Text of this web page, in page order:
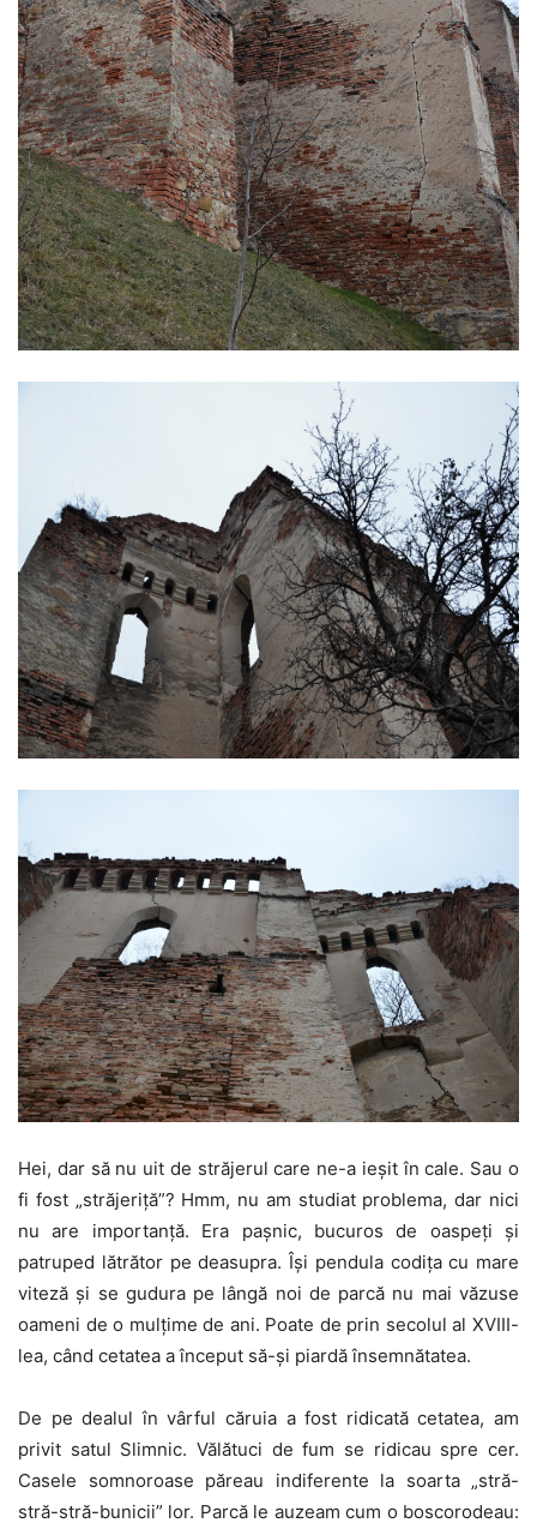
Hei, dar să nu uit de străjerul care ne-a ieşit în cale. Sau o
fi fost „străjeriţă”? Hmm, nu am studiat problema, dar nici
nu are importanţă. Era paşnic, bucuros de oaspeţi şi
patruped lătrător pe deasupra. Îşi pendula codiţa cu mare
viteză şi se gudura pe lângă noi de parcă nu mai văzuse
oameni de o mulţime de ani. Poate de prin secolul al XVIII-
lea, când cetatea a început să-şi piardă însemnătatea.
De pe dealul în vârful căruia a fost ridicată cetatea, am
privit satul Slimnic. Vălătuci de fum se ridicau spre cer.
Casele somnoroase păreau indiferente la soarta „stră-
stră-stră-bunicii” lor. Parcă le auzeam cum o boscorodeau: